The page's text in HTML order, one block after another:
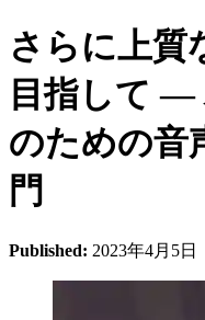
さらに上質
目指して ―
のための音
門
Published: 2023年4月5日